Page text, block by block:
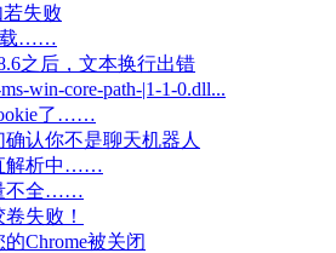
若失败
载……
之后，文本换行出错
win-core-path-|1-1-0.dll...
了……
认你不是聊天机器人
解析中……
不全……
失败！
Chrome被关闭